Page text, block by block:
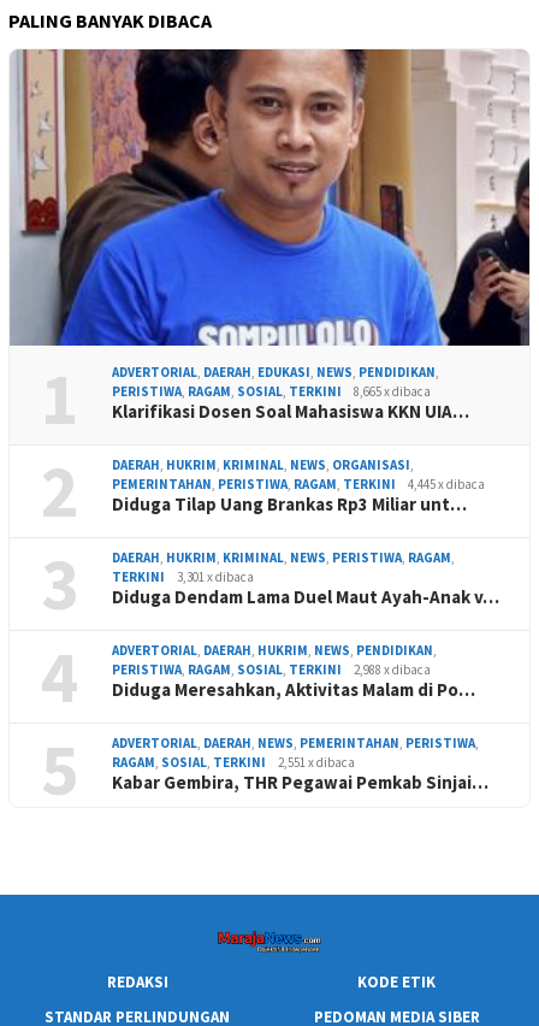
PALING BANYAK DIBACA
1 ADVERTORIAL, DAERAH, EDUKASI, NEWS, PENDIDIKAN,
PERISTIWA, RAGAM, SOSIAL, TERKINI 8,665 x dibaca
Klarifikasi Dosen Soal Mahasiswa KKN UIA…
2 DAERAH, HUKRIM, KRIMINAL, NEWS, ORGANISASI,
PEMERINTAHAN, PERISTIWA, RAGAM, TERKINI 4,445 x dibaca
Diduga Tilap Uang Brankas Rp3 Miliar unt…
3 DAERAH, HUKRIM, KRIMINAL, NEWS, PERISTIWA, RAGAM,
TERKINI
3,301 x dibaca
Diduga Dendam Lama Duel Maut Ayah-Anak v…
4 ADVERTORIAL, DAERAH, HUKRIM, NEWS, PENDIDIKAN,
PERISTIWA, RAGAM, SOSIAL, TERKINI 2,988 x dibaca
Diduga Meresahkan, Aktivitas Malam di Po…
5 ADVERTORIAL, DAERAH, NEWS, PEMERINTAHAN, PERISTIWA,
RAGAM, SOSIAL, TERKINI 2,551 x dibaca
Kabar Gembira, THR Pegawai Pemkab Sinjai…
REDAKSI
KODE ETIK
STANDAR PERLINDUNGAN
PEDOMAN MEDIA SIBER